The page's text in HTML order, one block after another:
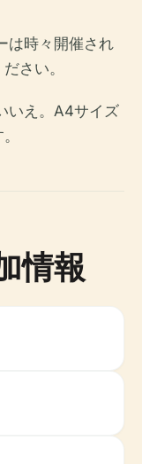
は時々開催され
さい。
いえ。A4サイズ
情報